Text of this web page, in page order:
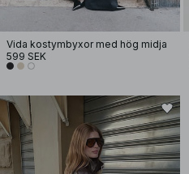
Vida kostymbyxor med hög midja
599 SEK